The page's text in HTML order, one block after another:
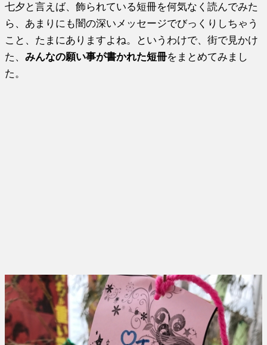
七夕と言えば、飾られている短冊を何気なく読んでみた
ら、あまりにも闇の深いメッセージでびっくりしちゃう
こと、たまにありますよね。というわけで、街で見かけ
た、みんなの願い事が書かれた短冊をまとめてみまし
た。